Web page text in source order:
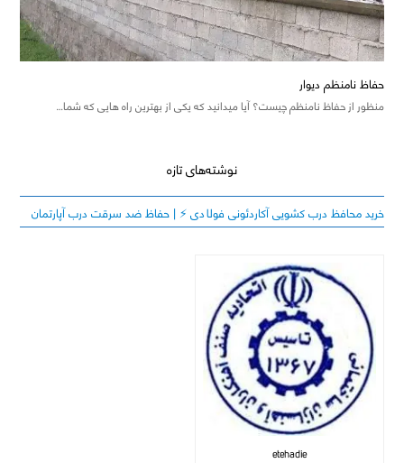
حفاظ نامنظم دیوار
منظور از حفاظ نامنظم چیست؟ آیا میدانید که یکی از بهترین راه هایی که شما…
نوشته‌های تازه
خرید محافظ درب کشویی آکاردئونی فولادی ⚡️ | حفاظ ضد سرقت درب آپارتمان
etehadie